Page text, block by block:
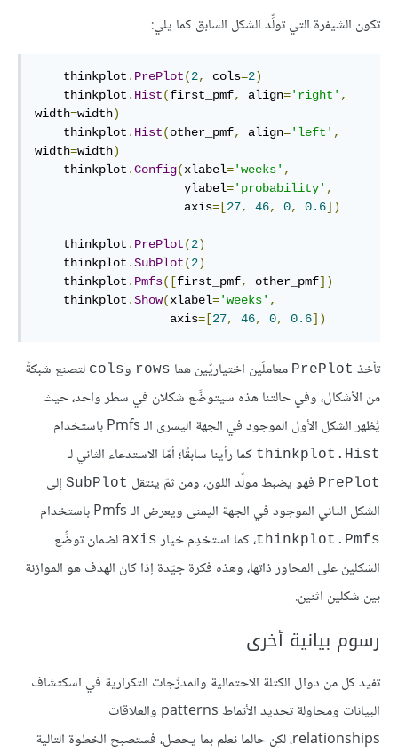
تكون الشيفرة التي تولِّد الشكل السابق كما يلي:
    thinkplot
. PrePlot(2, cols=2)
    thinkplot
. Hist(first_pmf, align='right' ,
width=width)
    thinkplot
. Hist(other_pmf, align='left' ,
width=width)
    thinkplot
.Config(xlabel='weeks' ,
                     ylabel
='probability' ,
                     axis
=[27, 46, 0, 0.6])
    thinkplot
. PrePlot(2)
    thinkplot
.SubPlot(2)
    thinkplot
. Pmfs([first_pmf, other_pmf])
    thinkplot
.Show(xlabel='weeks' ,
                   axis
=[27, 46, 0, 0.6])
تأخذ PrePlot معاملَين اختياريّين هما rows وcols لتصنع شبكةً
من الأشكال، وفي حالتنا هذه سيتوضَّع شكلان في سطر واحد، حيث
يُظهر الشكل الأول الموجود في الجهة اليسرى الـ Pmfs باستخدام
thinkplot.Hist كما رأينا سابقًا؛ أمّا الاستدعاء الثاني لـ
PrePlot فهو يضبط مولّد اللون، ومن ثمّ ينتقل SubPlot إلى
الشكل الثاني الموجود في الجهة اليمنى ويعرض الـ Pmfs باستخدام
thinkplot.Pmfs، كما استخدِم خيار axis لضمان توضُّع
الشكلين على المحاور ذاتها، وهذه فكرة جيّدة إذا كان الهدف هو الموازنة
بين شكلين اثنين.
رسوم بيانية أخرى
تفيد كل من دوال الكتلة الاحتمالية والمدرَّجات التكرارية في اسكتشاف
البيانات ومحاولة تحديد الأنماط patterns والعلاقات
relationships، لكن حالما نعلم بما يحصل، فستصبح الخطوة التالية